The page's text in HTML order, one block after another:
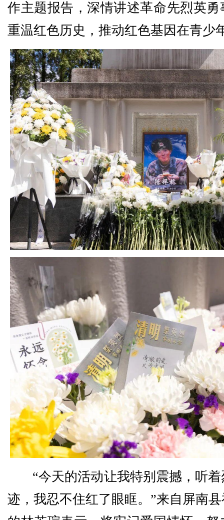
作主题报告，深情讲述革命先烈英
重温红色历史，推动红色基因在青少
“今天的活动让我特别震撼，听
迹，我忍不住红了眼眶。”来自屏南